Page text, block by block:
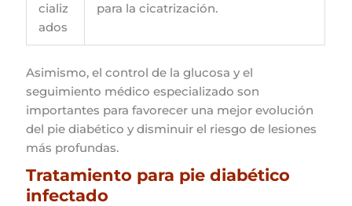
cializ
ados
para la cicatrización.
Asimismo, el control de la glucosa y el
seguimiento médico especializado son
importantes para favorecer una mejor evolución
del pie diabético y disminuir el riesgo de lesiones
más profundas.
Tratamiento para pie diabético
infectado